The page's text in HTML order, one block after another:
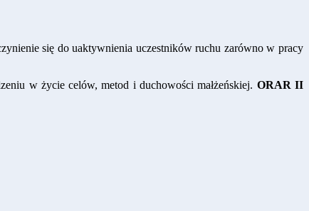
się do uaktywnienia uczestników ruchu zarówno w pracy
w życie celów, metod i duchowości małżeńskiej. ORAR II